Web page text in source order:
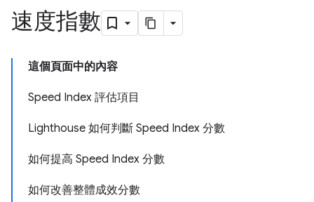
速度指數
這個頁面中的內容
Speed Index 評估項目
Lighthouse 如何判斷 Speed Index 分數
如何提高 Speed Index 分數
如何改善整體成效分數